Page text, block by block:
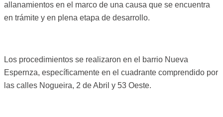
allanamientos en el marco de una causa que se encuentra
en trámite y en plena etapa de desarrollo.
Los procedimientos se realizaron en el barrio Nueva
Espernza, específicamente en el cuadrante comprendido por
las calles Nogueira, 2 de Abril y 53 Oeste.